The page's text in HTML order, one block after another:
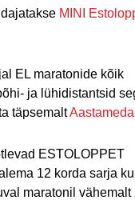
MINI
EL maratonide kõik
ja lühidistantsid
täpsemalt
ESTOLOPPET
12 korda sarja
maratonil vähemalt